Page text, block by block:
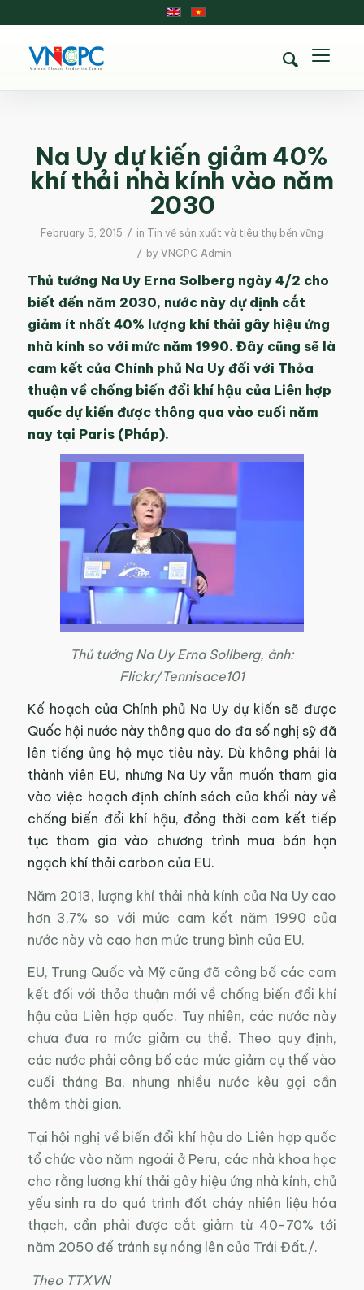
Na Uy dự kiến giảm 40%
khí thải nhà kính vào năm
2030
February 5, 2015 / in Tin về sản xuất và tiêu thụ bền vững
/ by VNCPC Admin
Thủ tướng Na Uy Erna Solberg ngày 4/2 cho
biết đến năm 2030, nước này dự dịnh cắt
giảm ít nhất 40% lượng khí thải gây hiệu ứng
nhà kính so với mức năm 1990. Đây cũng sẽ là
cam kết của Chính phủ Na Uy đối với Thỏa
thuận về chống biến đổi khí hậu của Liên hợp
quốc dự kiến được thông qua vào cuối năm
nay tại Paris (Pháp).
Thủ tướng Na Uy Erna Sollberg, ảnh:
Flickr/Tennisace101
Kế hoạch của Chính phủ Na Uy dự kiến sẽ được
Quốc hội nước này thông qua do đa số nghị sỹ đã
lên tiếng ủng hộ mục tiêu này. Dù không phải là
thành viên EU, nhưng Na Uy vẫn muốn tham gia
vào việc hoạch định chính sách của khối này về
chống biến đổi khí hậu, đồng thời cam kết tiếp
tục tham gia vào chương trình mua bán hạn
ngạch khí thải carbon của EU.
Năm 2013, lượng khí thải nhà kính của Na Uy cao
hơn 3,7% so với mức cam kết năm 1990 của
nước này và cao hơn mức trung bình của EU.
EU, Trung Quốc và Mỹ cũng đã công bố các cam
kết đối với thỏa thuận mới về chống biến đổi khí
hậu của Liên hợp quốc. Tuy nhiên, các nước này
chưa đưa ra mức giảm cụ thể. Theo quy định,
các nước phải công bố các mức giảm cụ thể vào
cuối tháng Ba, nhưng nhiều nước kêu gọi cần
thêm thời gian.
Tại hội nghị về biến đổi khí hậu do Liên hợp quốc
tổ chức vào năm ngoái ở Peru, các nhà khoa học
cho rằng lượng khí thải gây hiệu ứng nhà kính, chủ
yếu sinh ra do quá trình đốt cháy nhiên liệu hóa
thạch, cần phải được cắt giảm từ 40-70% tới
năm 2050 để tránh sự nóng lên của Trái Đất./.
Theo TTXVN